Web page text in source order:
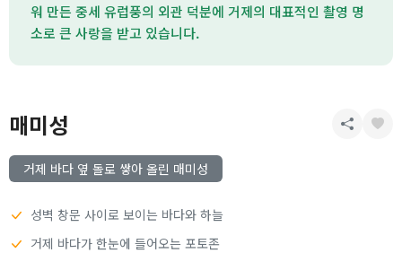
워 만든 중세 유럽풍의 외관 덕분에 거제의 대표적인 촬영 명
소로 큰 사랑을 받고 있습니다.
매미성
거제 바다 옆 돌로 쌓아 올린 매미성
성벽 창문 사이로 보이는 바다와 하늘
거제 바다가 한눈에 들어오는 포토존